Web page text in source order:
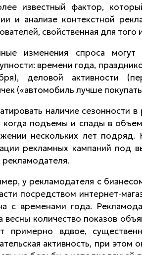
известный фактор,
и анализе контекстной
свойственная для того
изменения спроса
времени года,
деловой активности
(«автомобиль лучше
наличие сезонности
когда подъемы и спады в
нескольких лет подряд.
рекламных кампаний под
рекламодателя.
у рекламодателя с
посредством интернет-
с временами года.
весны количество показов
примерно вдвое,
активность, при